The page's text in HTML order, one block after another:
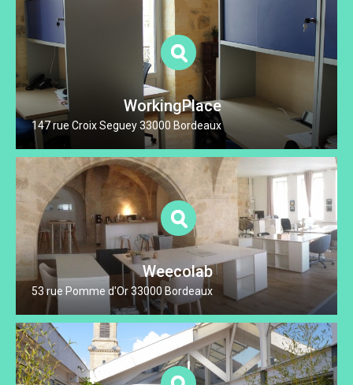
WorkingPlace
147 rue Croix Seguey 33000 Bordeaux
Weecolab
53 rue Pomme d'Or 33000 Bordeaux